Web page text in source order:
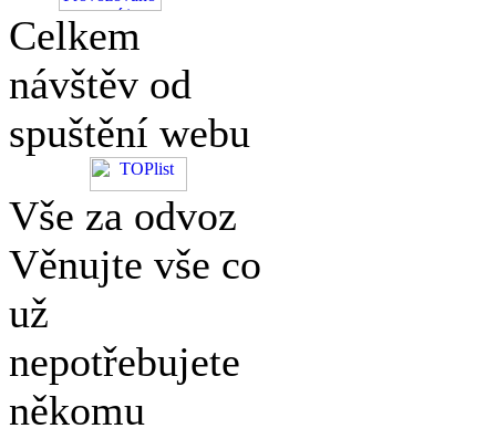
Celkem
návštěv od
spuštění webu
Vše za odvoz
Věnujte vše co
už
nepotřebujete
někomu